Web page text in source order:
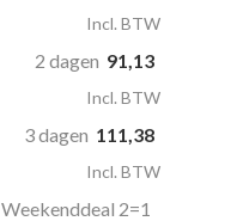
Incl. BTW
2 dagen 91,13
Incl. BTW
3 dagen 111,38
Incl. BTW
Weekenddeal 2=1